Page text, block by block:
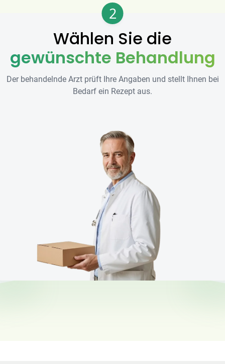
2
Wählen Sie die
gewünschte Behandlung
Der behandelnde Arzt prüft Ihre Angaben und stellt Ihnen bei
Bedarf ein Rezept aus.